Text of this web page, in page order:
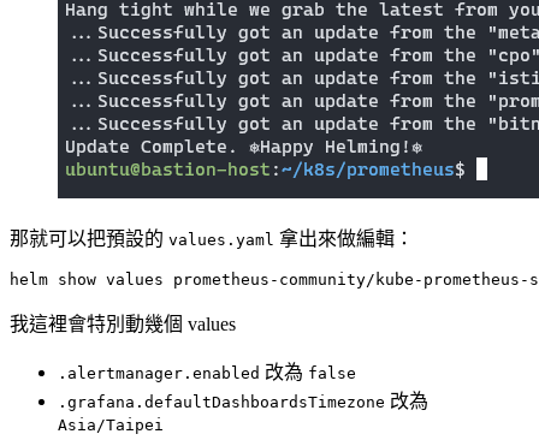
那就可以把預設的 values.yaml 拿出來做編輯：
helm show values prometheus-community/kube-
我這裡會特別動幾個 values
.alertmanager.enabled 改為 false
.grafana.defaultDashboardsTimezone 改為
Asia/Taipei